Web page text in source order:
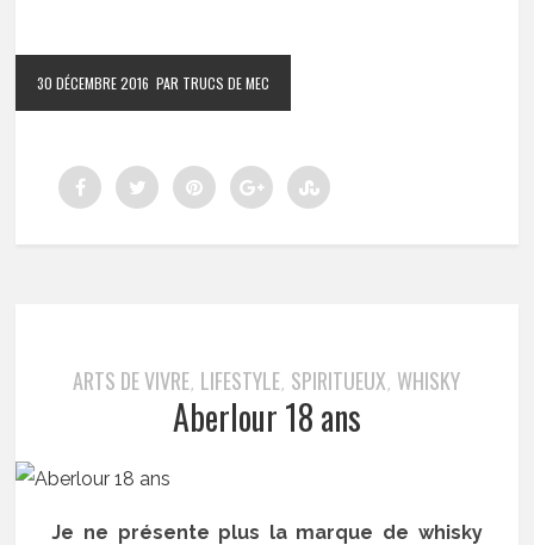
30 DÉCEMBRE 2016 PAR TRUCS DE MEC
ARTS DE VIVRE, LIFESTYLE, SPIRITUEUX, WHISKY
Aberlour 18 ans
Je ne présente plus la marque de whisky